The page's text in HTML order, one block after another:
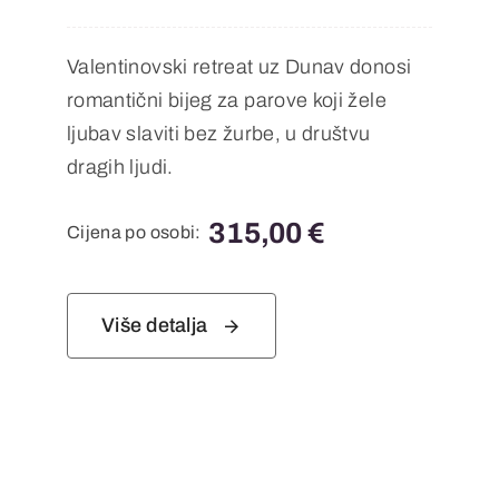
Valentinovski retreat uz Dunav donosi
romantični bijeg za parove koji žele
ljubav slaviti bez žurbe, u društvu
dragih ljudi.
Cijena po osobi: 315,00€
Više detalja